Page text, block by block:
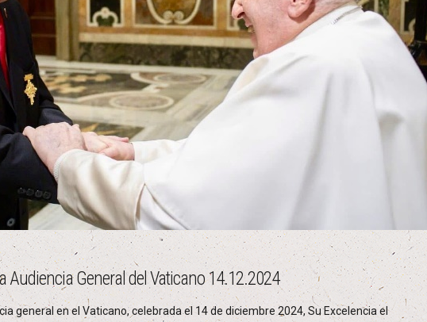
Audiencia General del Vaticano 14.12.2024
general en el Vaticano, celebrada el 14 de diciembre 2024, Su Excelencia el